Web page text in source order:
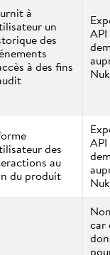
à
un
des
à des fins
des
au
du produit
car